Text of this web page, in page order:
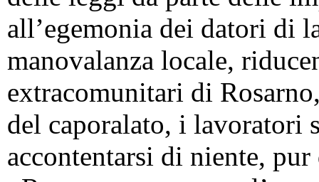
all’egemonia dei datori di
manovalanza locale,
extracomunitari di
del caporalato, i lavoratori
accontentarsi di niente,